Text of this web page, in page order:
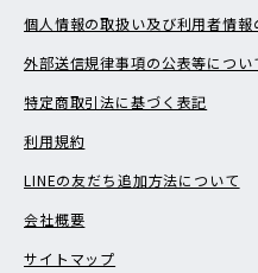
個人情報の取扱い及び利用者情
外部送信規律事項の公表等につい
特定商取引法に基づく表記
利用規約
LINEの友だち追加方法について
会社概要
サイトマップ